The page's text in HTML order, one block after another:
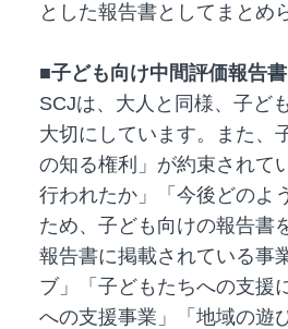
とした報告書としてまとめ
■子ども向け中間評価報告書
SCJは、大人と同様、子ど
大切にしています。また、
の知る権利」が約束されて
行われたか」「今後どのよ
ため、子ども向けの報告書
報告書に掲載されている事
ブ」「子どもたちへの支援
への支援事業」「地域の遊